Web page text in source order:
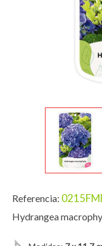
Referencia:
Hydrangea